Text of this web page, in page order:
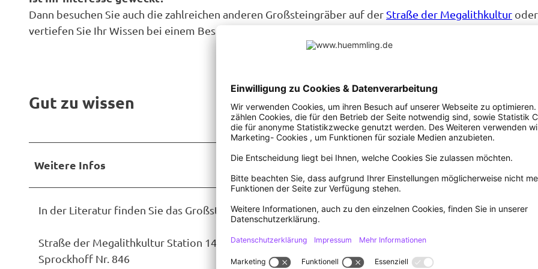
Dann besuchen Sie auch die zahlreichen anderen Großsteingräber auf der Straße der Megalithkultur oder
vertiefen Sie Ihr Wissen bei einem Besuch im
Gut zu wissen
Weitere Infos
In der Literatur finden Sie das Großsteingrab auf Bruneforths Esch auch unter diesen Bezeichnungen:
Straße der Megalithkultur Station 14f
Sprockhoff Nr. 846